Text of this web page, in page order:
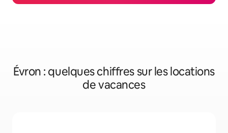
Évron : quelques chiffres sur les locations
de vacances